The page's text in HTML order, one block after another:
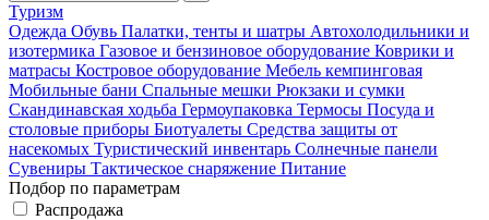
Туризм
Одежда Обувь Палатки, тенты и шатры Автохолодильники и
изотермика Газовое и бензиновое оборудование Коврики и
матрасы Костровое оборудование Мебель кемпинговая
Мобильные бани Спальные мешки Рюкзаки и сумки
Скандинавская ходьба Гермоупаковка Термосы Посуда и
столовые приборы Биотуалеты Средства защиты от
насекомых Туристический инвентарь Солнечные панели
Сувениры Тактическое снаряжение Питание
Подбор по параметрам
Распродажа